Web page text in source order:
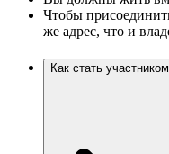
Чтобы
же адрес, что и
Как стать